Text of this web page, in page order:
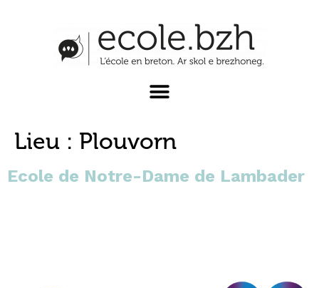
Lieu : Plouvorn
Ecole de Notre-Dame de Lambader